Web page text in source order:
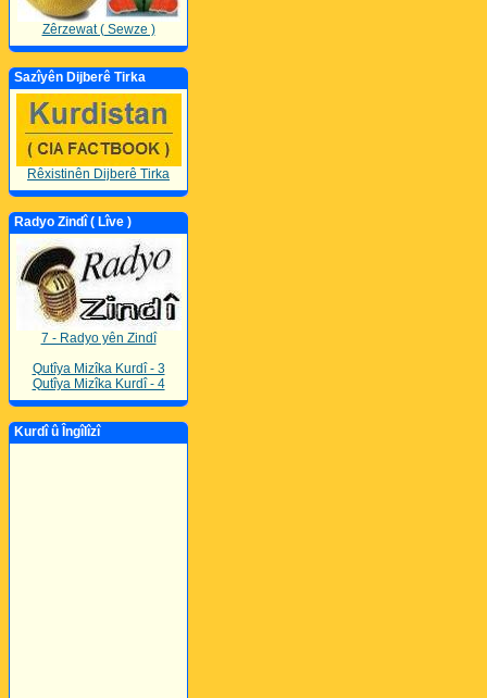
Zêrzewat ( Sewze )
Sazîyên Dijberê Tirka
Rêxistinên Dijberê Tirka
Radyo Zindî ( Lîve )
7 - Radyo yên Zindî
Qutîya Mizîka Kurdî - 3
Qutîya Mizîka Kurdî - 4
Kurdî û Îngîlîzî